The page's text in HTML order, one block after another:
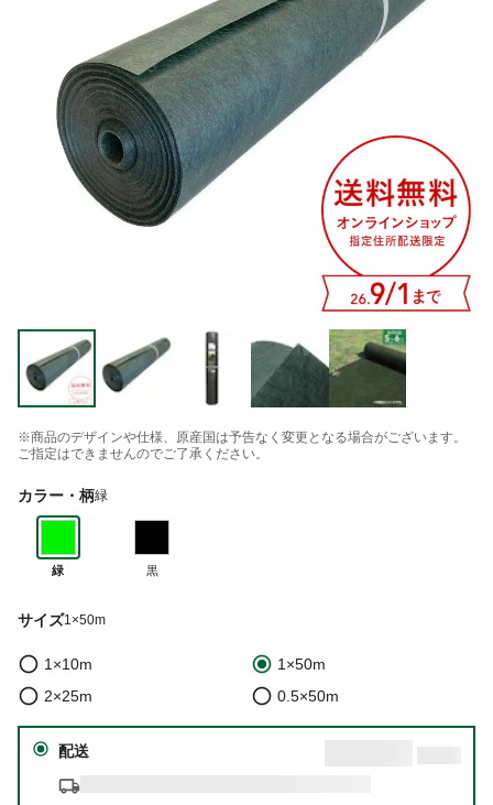
※商品のデザインや仕様、原産国は予告なく変更となる場合がございます。
ご指定はできませんのでご了承ください。
カラー・柄緑
緑 黒
サイズ1×50m
1×10m
1×50m
2×25m
0.5×50m
配送